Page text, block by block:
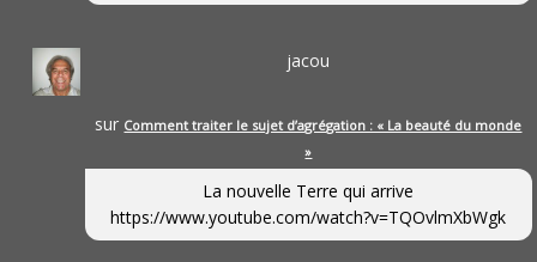
jacou
sur Comment traiter le sujet d’agrégation : « La beauté du monde
»
La nouvelle Terre qui arrive
https://www.youtube.com/watch?v=TQOvlmXbWgk